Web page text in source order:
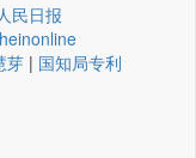
民日报
heinonline
芽 | 国知局专利